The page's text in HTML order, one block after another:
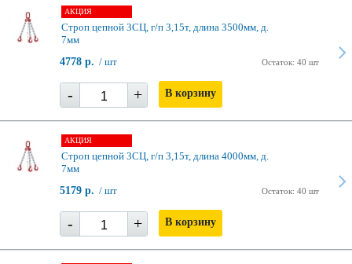
АКЦИЯ
Строп цепной 3СЦ, г/п 3,15т, длина 3500мм, д.
7мм
Остаток: 40 шт
4778 р. / шт
- + В корзину
АКЦИЯ
Строп цепной 3СЦ, г/п 3,15т, длина 4000мм, д.
7мм
Остаток: 40 шт
5179 р. / шт
- + В корзину